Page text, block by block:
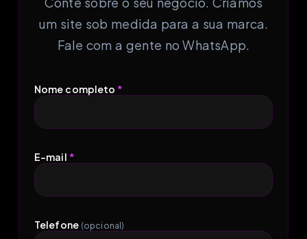
um site sob medida para a sua marca.
Fale com a gente no WhatsApp.
Nome completo *
E-mail *
Telefone (opcional)